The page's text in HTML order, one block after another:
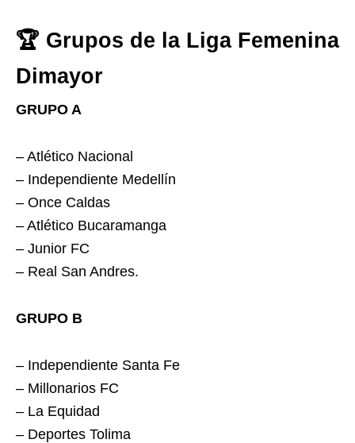
🏆 Grupos de la Liga Femenina
Dimayor
GRUPO A
– Atlético Nacional
– Independiente Medellín
– Once Caldas
– Atlético Bucaramanga
– Junior FC
– Real San Andres.
GRUPO B
– Independiente Santa Fe
– Millonarios FC
– La Equidad
– Deportes Tolima